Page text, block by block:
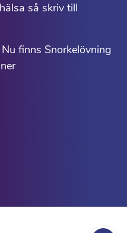
så skriv till
finns Snorkelövning